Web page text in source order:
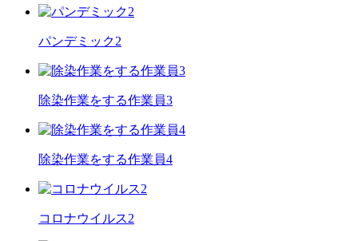
パンデミック2
除染作業をする作業員3
除染作業をする作業員4
コロナウイルス2